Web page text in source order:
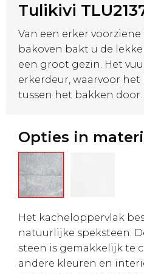
Tulikivi
Van een erker
bakoven bakt u de
een groot gezin. Het
erkerdeur, waarvoor
tussen het bakken door.
Opties in
Het kacheloppervlak
natuurlijke speksteen.
steen is gemakkelijk te
andere kleuren en